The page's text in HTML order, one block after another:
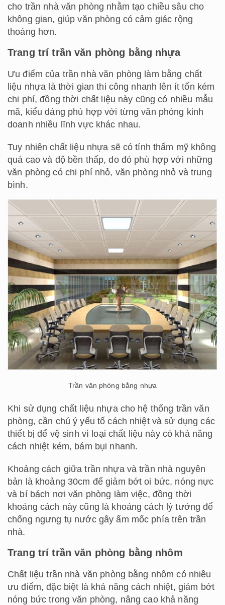
cho trần nhà văn phòng nhằm tạo chiều sâu cho
không gian, giúp văn phòng có cảm giác rộng
thoáng hơn.
Trang trí trần văn phòng bằng nhựa
Ưu điểm của trần nhà văn phòng làm bằng chất
liệu nhựa là thời gian thi công nhanh lên ít tốn kém
chi phí, đồng thời chất liệu này cũng có nhiều mẫu
mã, kiểu dáng phù hợp với từng văn phòng kinh
doanh nhiều lĩnh vực khác nhau.
Tuy nhiên chất liệu nhựa sẽ có tính thẩm mỹ không
quá cao và độ bền thấp, do đó phù hợp với những
văn phòng có chi phí nhỏ, văn phòng nhỏ và trung
bình.
Trần văn phòng bằng nhựa
Khi sử dụng chất liệu nhựa cho hệ thống trần văn
phòng, cần chú ý yếu tố cách nhiệt và sử dụng các
thiết bị để vệ sinh vì loại chất liệu này có khả năng
cách nhiệt kém, bám bụi nhanh.
Khoảng cách giữa trần nhựa và trần nhà nguyên
bản là khoảng 30cm để giảm bớt oi bức, nóng nực
và bí bách nơi văn phòng làm việc, đồng thời
khoảng cách này cũng là khoảng cách lý tưởng để
chống ngưng tụ nước gây ẩm mốc phía trên trần
nhà.
Trang trí trần văn phòng bằng nhôm
Chất liệu trần nhà văn phòng bằng nhôm có nhiều
ưu điểm, đặc biệt là khả năng cách nhiệt, giảm bớt
nóng bức trong văn phòng, nâng cao khả năng